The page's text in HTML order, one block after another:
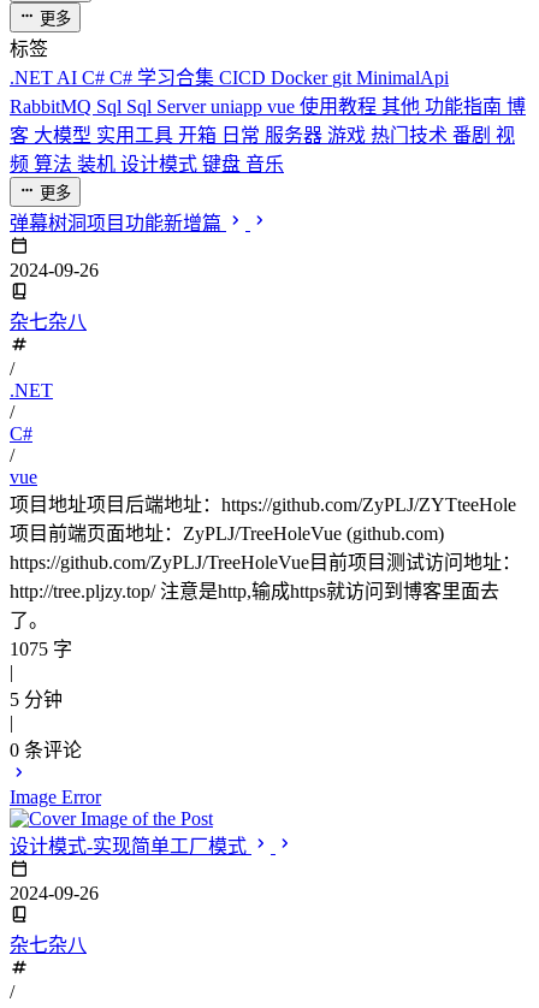
更多
标签
.NET AI C# C# 学习合集 CICD Docker git MinimalApi
RabbitMQ Sql Sql Serveruniapp vue 使用教程 其他 功能指南 博
客 大模型 实用工具 开箱 日常 服务器 游戏 热门技术 番剧 视
频 算法 装机 设计模式 键盘 音乐
更多
弹幕树洞项目功能新增篇
2024-09-26
杂七杂八
/
.NET
/
C#
/
vue
项目地址项目后端地址：https://github.com/ZyPLJ/ZYTteeHole
项目前端页面地址：ZyPLJ/TreeHoleVue (github.com)
https://github.com/ZyPLJ/TreeHoleVue目前项目测试访问地址：
http://tree.pljzy.top/ 注意是http,输成https就访问到博客里面去
了。
1075 字
|
5 分钟
|
0 条评论
Image Error
设计模式-实现简单工厂模式
2024-09-26
杂七杂八
/